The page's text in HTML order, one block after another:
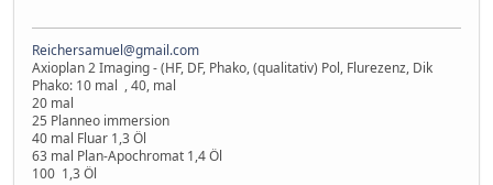
Reichersamuel@gmail.com
Axioplan 2 Imaging - (HF, DF, Phako, (qualitativ) Pol, Flurezenz, Dik
Phako: 10 mal , 40, mal
20 mal
25 Planneo immersion
40 mal Fluar 1,3 Öl
63 mal Plan-Apochromat 1,4 Öl
100 1,3 Öl